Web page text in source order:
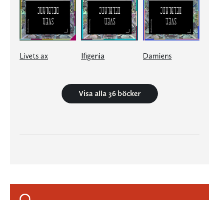
Livets ax Ifigenia Damiens
Visa alla 36 böcker